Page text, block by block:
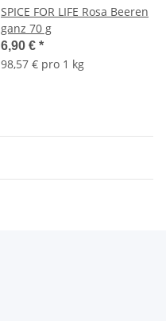
SPICE FOR LIFE Rosa Beeren
ganz 70 g
6,90 € *
98,57 € pro 1 kg